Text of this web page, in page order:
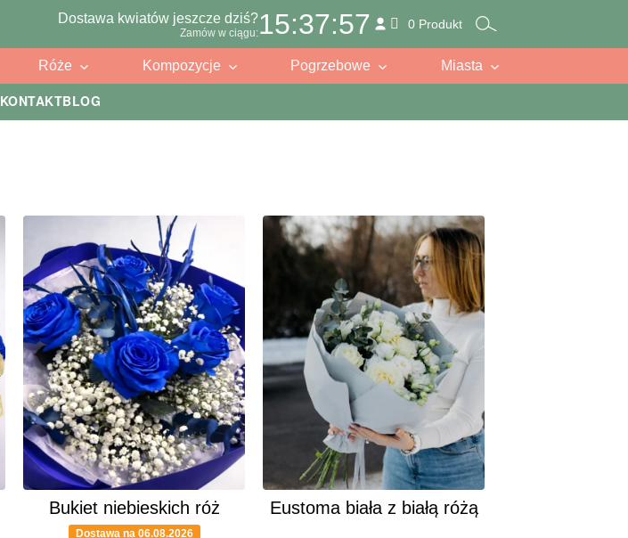
KONTAKTBLOG
Dostawa kwiatów jeszcze dziś?
Zamów w ciągu:15:37:55 0 Produkt
Róże Kompozycje Pogrzebowe Miasta
Bukiet niebieskich róż
Dostawa na 06.08.2026
Eustoma biała z białą różą